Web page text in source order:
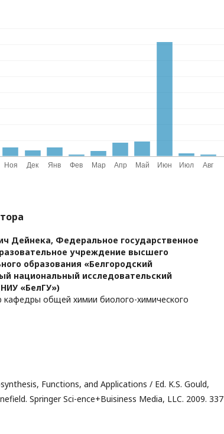
Дейнека, Федеральное государственное
учреждение высшего
образования «Белгородский
национальный исследовательский
«БелГУ»)
кафедры общей химии биолого-химического
Functions, and Applications / Ed. K.S. Gould,
Springer Sci-ence+Buisiness Media, LLC. 2009. 337